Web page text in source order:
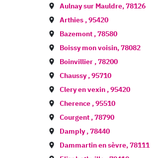
Aulnay sur Mauldre,78126
Arthies ,95420
Bazemont ,78580
Boissy mon voisin,78082
Boinvillier ,78200
Chaussy,95710
Clery en vexin ,95420
Cherence ,95510
Courgent ,78790
Damply,78440
Dammartin en sèvre,78111